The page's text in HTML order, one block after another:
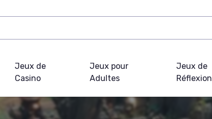
Jeux de
Casino
Jeux pour
Adultes
Jeux de
Réflexion